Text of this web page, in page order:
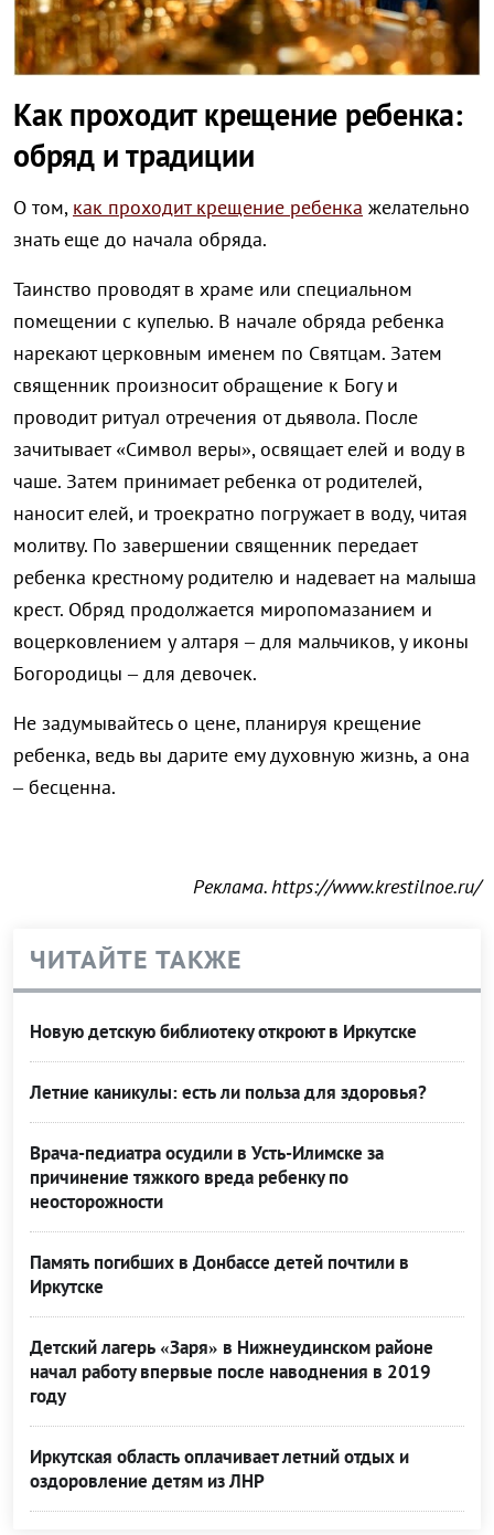
Как проходит крещение ребенка:
обряд и традиции
О том, как проходит крещение ребенка желательно
знать еще до начала обряда.
Таинство проводят в храме или специальном
помещении с купелью. В начале обряда ребенка
нарекают церковным именем по Святцам. Затем
священник произносит обращение к Богу и
проводит ритуал отречения от дьявола. После
зачитывает «Символ веры», освящает елей и воду в
чаше. Затем принимает ребенка от родителей,
наносит елей, и троекратно погружает в воду, читая
молитву. По завершении священник передает
ребенка крестному родителю и надевает на малыша
крест. Обряд продолжается миропомазанием и
воцерковлением у алтаря – для мальчиков, у иконы
Богородицы – для девочек.
Не задумывайтесь о цене, планируя крещение
ребенка, ведь вы дарите ему духовную жизнь, а она
– бесценна.
Реклама. https://www.krestilnoe.ru/
ЧИТАЙТЕ ТАКЖЕ
Новую детскую библиотеку откроют в Иркутске
Летние каникулы: есть ли польза для здоровья?
Врача-педиатра осудили в Усть-Илимске за
причинение тяжкого вреда ребенку по
неосторожности
Память погибших в Донбассе детей почтили в
Иркутске
Детский лагерь «Заря» в Нижнеудинском районе
начал работу впервые после наводнения в 2019
году
Иркутская область оплачивает летний отдых и
оздоровление детям из ЛНР